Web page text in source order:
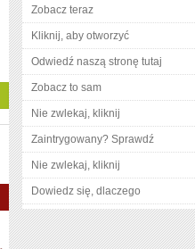
Zobacz teraz
Kliknij, aby otworzyć
Odwiedź naszą stronę tutaj
Zobacz to sam
Nie zwlekaj, kliknij
Zaintrygowany? Sprawdź
Nie zwlekaj, kliknij
Dowiedz się, dlaczego